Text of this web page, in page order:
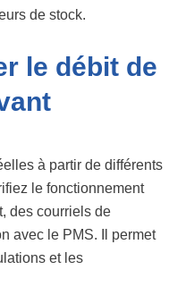
de stock.
le débit de
à partir de différents
le fonctionnement
des courriels de
avec le PMS. Il permet
et les